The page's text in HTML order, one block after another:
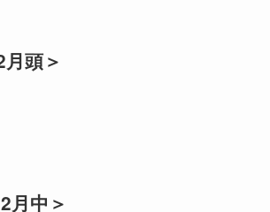
頭＞
月中＞